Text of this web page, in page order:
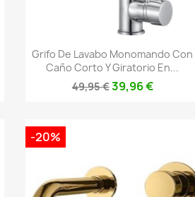
Vista rápida
Grifo De Lavabo Monomando Con
Caño Corto Y Giratorio En...
49,95 €39,96 €
-20%